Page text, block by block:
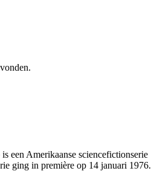
een Amerikaanse sciencefictionserie
ging in première op 14 januari 1976.